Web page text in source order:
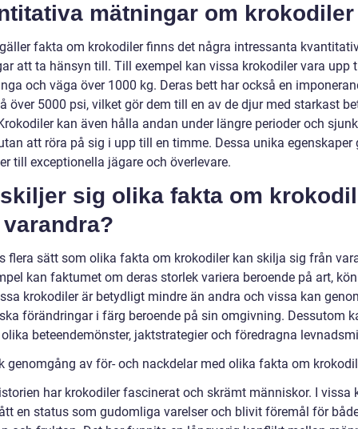
mätningar om krokodiler
fakta om krokodiler finns det några intressanta
att ta hänsyn till. Till exempel kan vissa krokodiler vara upp
och väga över 1000 kg. Deras bett har också en
över 5000 psi, vilket gör dem till en av de djur med starkast
kan även hålla andan under längre perioder och
att röra på sig i upp till en timme. Dessa unika egenskaper
till exceptionella jägare och överlevare.
sig olika fakta om
flera sätt som olika fakta om krokodiler kan skilja sig från
kan faktumet om deras storlek variera beroende på art,
krokodiler är betydligt mindre än andra och vissa kan
förändringar i färg beroende på sin omgivning. Dessutom
beteendemönster, jaktstrategier och föredragna
genomgång av för- och nackdelar med olika fakta om
har krokodiler fascinerat och skrämt människor. I vissa
en status som gudomliga varelser och blivit föremål för